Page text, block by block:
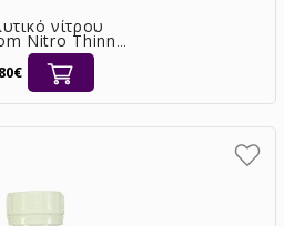
νίτρου
Nitro Thinner
4lt